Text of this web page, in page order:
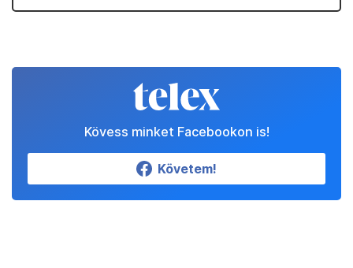
Kövess minket Facebookon is!
Követem!